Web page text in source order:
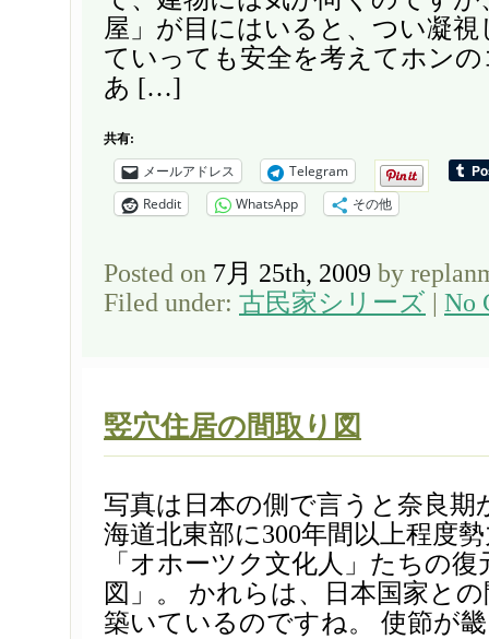
屋」が目にはいると、つい凝
ていっても安全を考えてホン
あ […]
共有:
メールアドレス
Telegram
Reddit
WhatsApp その他
Posted on 7月 25th, 2009 by
Filed under: 古民家シリーズ No
竪穴住居の間取り図
写真は日本の側で言うと奈良期
海道北東部に300年間以上程度
「オホーツク文化人」たちの
図」。 かれらは、日本国家と
築いているのですね。 使節が